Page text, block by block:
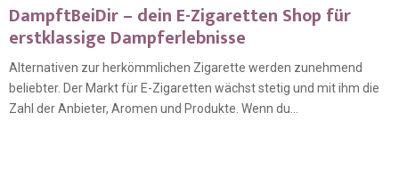
DampftBeiDir – dein E-Zigaretten Shop für
erstklassige Dampferlebnisse
Alternativen zur herkömmlichen Zigarette werden zunehmend
beliebter. Der Markt für E-Zigaretten wächst stetig und mit ihm die
Zahl der Anbieter, Aromen und Produkte. Wenn du...